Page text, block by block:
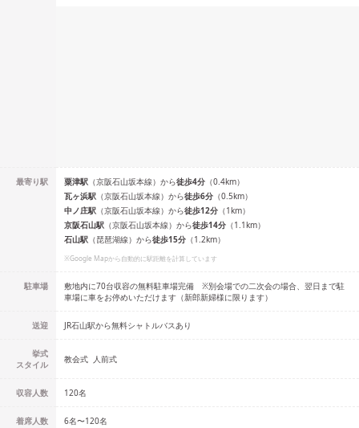
最寄り駅 粟津駅 （京阪石山坂本線） から徒歩4分 （0.4km）
瓦ヶ浜駅 （京阪石山坂本線） から徒歩6分 （0.5km）
中ノ庄駅 （京阪石山坂本線） から徒歩12分 （1km）
京阪石山駅 （京阪石山坂本線） から徒歩14分 （1.1km）
石山駅 （琵琶湖線） から徒歩15分 （1.2km）
※Google Mapから自動的に駅距離を計算しています
駐車場
敷地内に70台収容の無料駐車場完備 ※別会場での二次会の場合、翌日まで駐
車場に車をお停めいただけます（新郎新婦様に限ります）
送迎 JR石山駅から無料シャトルバスあり
挙式
スタイル
教会式 人前式
収容人数 120名
着席人数 6名〜120名